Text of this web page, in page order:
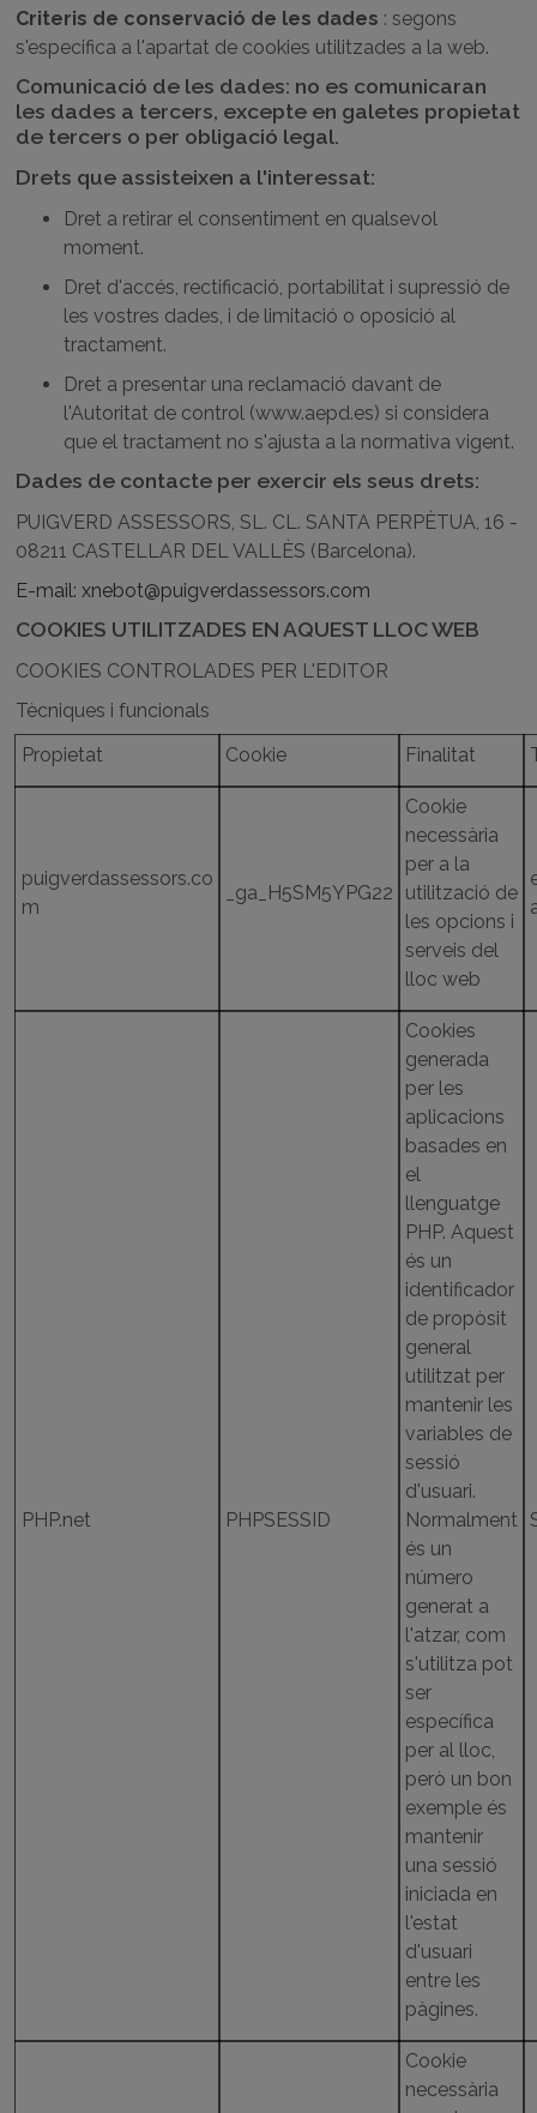
Criteris de conservació de les dades : segons
s'especifica a l'apartat de cookies utilitzades a la web.
Comunicació de les dades: no es comunicaran
les dades a tercers, excepte en galetes propietat
de tercers o per obligació legal.
Drets que assisteixen a l'interessat:
Dret a retirar el consentiment en qualsevol
moment.
Dret d'accés, rectificació, portabilitat i supressió de
les vostres dades, i de limitació o oposició al
tractament.
Dret a presentar una reclamació davant de
l'Autoritat de control (www.aepd.es) si considera
que el tractament no s'ajusta a la normativa vigent.
Dades de contacte per exercir els seus drets:
PUIGVERD ASSESSORS, SL. CL. SANTA PERPÈTUA, 16 -
08211 CASTELLAR DEL VALLÈS (Barcelona).
E-mail: xnebot@puigverdassessors.com
COOKIES UTILITZADES EN AQUEST LLOC WEB
COOKIES CONTROLADES PER L'EDITOR
Tècniques i funcionals
Propietat
Cookie Finalitat
puigverdassessors.co
m
_ga_H5SM5YPG22
Cookie
necessària
per a la
utilització de
les opcions i
serveis del
lloc web
PHP.net PHPSESSID
Cookies
generada
per les
aplicacions
basades en
el
llenguatge
PHP. Aquest
és un
identificador
de propòsit
general
utilitzat per
mantenir les
variables de
sessió
d'usuari.
Normalment
és un
número
generat a
l'atzar, com
s'utilitza pot
ser
específica
per al lloc,
però un bon
exemple és
mantenir
una sessió
iniciada en
l'estat
d'usuari
entre les
pàgines.
Cookie
necessària